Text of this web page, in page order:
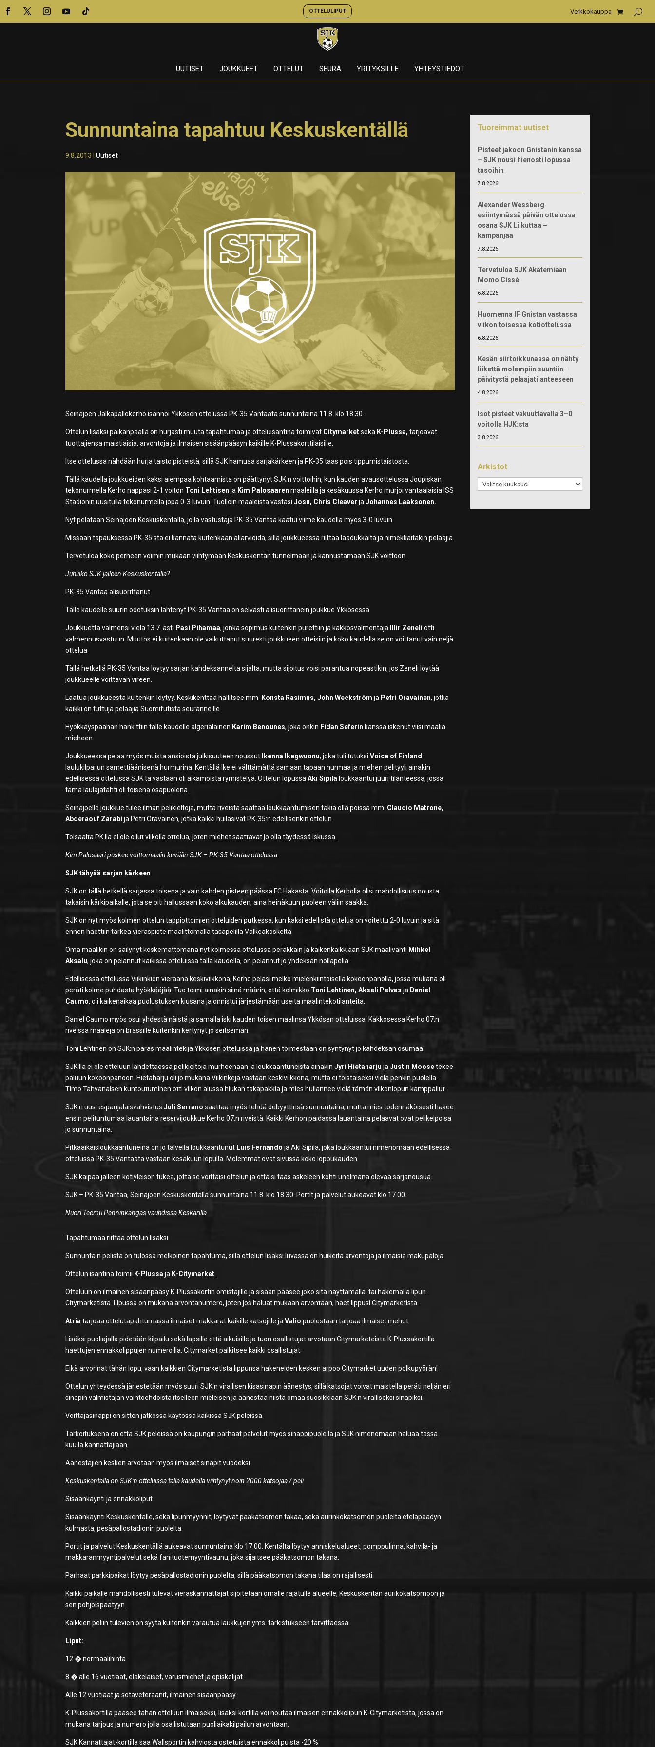
OTTELULIPUT Verkkokauppa
UUTISET JOUKKUEET OTTELUT SEURA YRITYKSILLE YHTEYSTIEDOT
Sunnuntaina tapahtuu Keskuskentällä
9.8.2013 |Uutiset
Seinäjoen Jalkapallokerho isännöi Ykkösen ottelussa PK-35 Vantaata sunnuntaina 11.8. klo 18.30.
Ottelun lisäksi paikanpäällä on hurjasti muuta tapahtumaa ja otteluisäntinä toimivat Citymarketsekä K-Plussa, tarjoavat
tuottajiensa maistiaisia, arvontoja ja ilmaisen sisäänpääsyn kaikille K-Plussakorttilaisille.
Itse ottelussa nähdään hurja taisto pisteistä, sillä SJK hamuaa sarjakärkeen ja PK-35 taas pois tippumistaistosta.
Tällä kaudella joukkueiden kaksi aiempaa kohtaamista on päättynyt SJK:n voittoihin, kun kauden avausottelussa Joupiskan
tekonurmella Kerho nappasi 2-1 voiton Toni Lehtisen ja Kim Palosaaren maaleilla ja kesäkuussa Kerho murjoi vantaalaisia ISS
Stadionin uusitulla tekonurmella jopa 0-3 luvuin. Tuolloin maaleista vastasiJosu, Chris Cleaver jaJohannes Laaksonen.
Nyt pelataan Seinäjoen Keskuskentällä, jolla vastustaja PK-35 Vantaa kaatui viime kaudella myös 3-0 luvuin.
Missään tapauksessa PK-35:sta ei kannata kuitenkaan aliarvioida, sillä joukkueessa riittää laadukkaita ja nimekkäitäkin pelaajia.
Tervetuloa koko perheen voimin mukaan viihtymään Keskuskentän tunnelmaan ja kannustamaan SJK voittoon.
Juhliiko SJK jälleen Keskuskentällä?
PK-35 Vantaa alisuorittanut
Tälle kaudelle suurin odotuksin lähtenyt PK-35 Vantaa on selvästi alisuorittanein joukkue Ykkösessä.
Joukkuetta valmensi vielä 13.7. asti Pasi Pihamaa, jonka sopimus kuitenkin purettiin ja kakkosvalmentaja Illir Zeneli otti
valmennusvastuun. Muutos ei kuitenkaan ole vaikuttanut suuresti joukkueen otteisiin ja koko kaudella se on voittanut vain neljä
ottelua.
Tällä hetkellä PK-35 Vantaa löytyy sarjan kahdeksannelta sijalta, mutta sijoitus voisi parantua nopeastikin, jos Zeneli löytää
joukkueelle voittavan vireen.
Laatua joukkueesta kuitenkin löytyy. Keskikenttää hallitsee mm. Konsta Rasimus, John Weckström ja Petri Oravainen, jotka
kaikki on tuttuja pelaajia Suomifutista seuranneille.
Hyökkäyspäähän hankittiin tälle kaudelle algerialainen Karim Benounes, joka onkin Fidan Seferin kanssa iskenut viisi maalia
mieheen.
Joukkueessa pelaa myös muista ansioista julkisuuteen noussut Ikenna Ikegwuonu, joka tuli tutuksiVoice of Finland
laulukilpailun samettiäänisenä hurmurina. Kentällä Ike ei välttämättä samaan tapaan hurmaa ja miehen pelityyli ainakin
edellisessä ottelussa SJK:ta vastaan oli aikamoista rymistelyä. Ottelun lopussaAki Sipilä loukkaantui juuri tilanteessa, jossa
tämä laulajatähti oli toisena osapuolena.
Seinäjoelle joukkue tulee ilman pelikieltoja, mutta riveistä saattaa loukkaantumisen takia olla poissa mm. Claudio Matrone,
Abderaouf Zarabi ja Petri Oravainen, jotka kaikki huilasivat PK-35:n edellisenkin ottelun.
Toisaalta PK:lla ei ole ollut viikolla ottelua, joten miehet saattavat jo olla täydessä iskussa.
Kim Palosaari puskee voittomaalin kevään SJK – PK-35 Vantaa ottelussa.
SJK tähyää sarjan kärkeen
SJK on tällä hetkellä sarjassa toisena ja vain kahden pisteen päässä FC Hakasta. Voitolla Kerholla olisi mahdollisuus nousta
takaisin kärkipaikalle, jota se piti hallussaan koko alkukauden, aina heinäkuun puoleen väliin saakka.
SJK on nyt myös kolmen ottelun tappiottomien otteluiden putkessa, kun kaksi edellistä ottelua on voitettu 2-0 luvuin ja sitä
ennen haettiin tärkeä vieraspiste maalittomalla tasapelillä Valkeakoskelta.
Oma maalikin on säilynyt koskemattomana nyt kolmessa ottelussa peräkkäin ja kaikenkaikkiaan SJK maalivahti Mihkel
Aksalu, joka on pelannut kaikissa otteluissa tällä kaudella, on pelannut jo yhdeksän nollapeliä.
Edellisessä ottelussa Viikinkien vieraana keskiviikkona, Kerho pelasi melko mielenkiintoisella kokoonpanolla, jossa mukana oli
peräti kolme puhdasta hyökkääjää. Tuo toimi ainakin siinä määrin, että kolmikko Toni Lehtinen, Akseli Pelvas ja Daniel
Caumo, oli kaikenaikaa puolustuksen kiusana ja onnistui järjestämään useita maalintekotilanteita.
Daniel Caumo myös osui yhdestä näistä ja samalla iski kauden toisen maalinsa Ykkösen otteluissa. Kakkosessa Kerho 07:n
riveissä maaleja on brassille kuitenkin kertynyt jo seitsemän.
Toni Lehtinen on SJK:n paras maalintekijä Ykkösen otteluissa ja hänen toimestaan on syntynyt jo kahdeksan osumaa.
SJK:lla ei ole otteluun lähdettäessä pelikieltoja murheenaan ja loukkaantuneista ainakinJyri Hietaharju jaJustin Moosetekee
paluun kokoonpanoon. Hietaharju oli jo mukana Viikinkejä vastaan keskiviikkona, mutta ei toistaiseksi vielä penkin puolella.
Timo Tahvanaisen kuntoutuminen otti viikon alussa hiukan takapakkia ja mies huilannee vielä tämän viikonlopun kamppailut.
SJK:n uusi espanjalaisvahvistusJuli Serrano saattaa myös tehdä debyyttinsä sunnuntaina, mutta mies todennäköisesti hakee
ensin pelituntumaa lauantaina reservijoukkue Kerho 07:n riveistä. Kaikki Kerhon paidassa lauantaina pelaavat ovat pelikelpoisa
jo sunnuntaina.
Pitkäaikaisloukkaantuneina on jo talvella loukkaantunut Luis Fernando ja Aki Sipilä, joka loukkaantui nimenomaan edellisessä
ottelussa PK-35 Vantaata vastaan kesäkuun lopulla. Molemmat ovat sivussa koko loppukauden.
SJK kaipaa jälleen kotiyleisön tukea, jotta se voittaisi ottelun ja ottaisi taas askeleen kohti unelmana olevaa sarjanousua.
SJK – PK-35 Vantaa, Seinäjoen Keskuskentällä sunnuntaina 11.8. klo 18.30. Portit ja palvelut aukeavat klo 17.00.
Nuori Teemu Penninkangas vauhdissa Keskarilla
Tapahtumaa riittää ottelun lisäksi
Sunnuntain pelistä on tulossa melkoinen tapahtuma, sillä ottelun lisäksi luvassa on huikeita arvontoja ja ilmaisia makupaloja.
Ottelun isäntinä toimii K-Plussaja K-Citymarket.
Otteluun on ilmainen sisäänpääsy K-Plussakortin omistajille ja sisään pääsee joko sitä näyttämällä, tai hakemalla lipun
Citymarketista. Lipussa on mukana arvontanumero, joten jos haluat mukaan arvontaan, haet lippusi Citymarketista.
Atriatarjoaa ottelutapahtumassa ilmaiset makkarat kaikille katsojille jaValio puolestaan tarjoaa ilmaiset mehut.
Lisäksi puoliajalla pidetään kilpailu sekä lapsille että aikuisille ja tuon osallistujat arvotaan Citymarketeista K-Plussakortilla
haettujen ennakkolippujen numeroilla. Citymarket palkitsee kaikki osallistujat.
Eikä arvonnat tähän lopu, vaan kaikkien Citymarketista lippunsa hakeneiden kesken arpoo Citymarket uuden polkupyörän!
Ottelun yhteydessä järjestetään myös suuri SJK:n virallisen kisasinapin äänestys, sillä katsojat voivat maistella peräti neljän eri
sinapin valmistajan vaihtoehdoista itselleen mieleisen ja äänestää niistä omaa suosikkiaan SJK:n viralliseksi sinapiksi.
Voittajasinappi on sitten jatkossa käytössä kaikissa SJK peleissä.
Tarkoituksena on että SJK peleissä on kaupungin parhaat palvelut myös sinappipuolella ja SJK nimenomaan haluaa tässä
kuulla kannattajiaan.
Äänestäjien kesken arvotaan myös ilmaiset sinapit vuodeksi.
Keskuskentällä on SJK:n otteluissa tällä kaudella viihtynyt noin 2000 katsojaa / peli
Sisäänkäynti ja ennakkoliput
Sisäänkäynti Keskuskentälle, sekä lipunmyynnit, löytyvät pääkatsomon takaa, sekä aurinkokatsomon puolelta eteläpäädyn
kulmasta, pesäpallostadionin puolelta.
Portit ja palvelut Keskuskentällä aukeavat sunnuntaina klo 17.00. Kentältä löytyy anniskelualueet, pomppulinna, kahvila- ja
makkaranmyyntipalvelut sekä fanituotemyyntivaunu, joka sijaitsee pääkatsomon takana.
Parhaat parkkipaikat löytyy pesäpallostadionin puolelta, sillä pääkatsomon takana tilaa on rajallisesti.
Kaikki paikalle mahdollisesti tulevat vieraskannattajat sijoitetaan omalle rajatulle alueelle, Keskuskentän aurikokatsomoon ja
sen pohjoispäätyyn.
Kaikkien peliin tulevien on syytä kuitenkin varautua laukkujen yms. tarkistukseen tarvittaessa.
Liput:
12 � normaalihinta
8 � alle 16 vuotiaat, eläkeläiset, varusmiehet ja opiskelijat.
Alle 12 vuotiaat ja sotaveteraanit, ilmainen sisäänpääsy.
K-Plussakortilla pääsee tähän otteluun ilmaiseksi, lisäksi kortilla voi noutaa ilmaisen ennakkolipun K-Citymarketista, jossa on
mukana tarjous ja numero jolla osallistutaan puoliaikakilpailun arvontaan.
SJK Kannattajat-kortilla saa Wallsportin kahviosta ostetuista ennakkolipuista -20 %.
Tuoreimmat uutiset
Pisteet jakoon Gnistanin kanssa
– SJK nousi hienosti lopussa
tasoihin
7.8.2026
Alexander Wessberg
esiintymässä päivän ottelussa
osana SJK Liikuttaa –
kampanjaa
7.8.2026
Tervetuloa SJK Akatemiaan
Momo Cissé
6.8.2026
Huomenna IF Gnistan vastassa
viikon toisessa kotiottelussa
6.8.2026
Kesän siirtoikkunassa on nähty
liikettä molempiin suuntiin –
päivitystä pelaajatilanteeseen
4.8.2026
Isot pisteet vakuuttavalla 3–0
voitolla HJK:sta
3.8.2026
Arkistot
Arkistot